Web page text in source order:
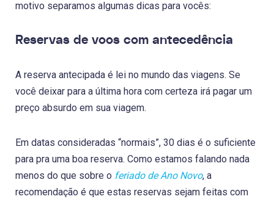
motivo separamos algumas dicas para vocês:
Reservas de voos com antecedência
A reserva antecipada é lei no mundo das viagens. Se
você deixar para a última hora com certeza irá pagar um
preço absurdo em sua viagem.
Em datas consideradas “normais”, 30 dias é o suficiente
para pra uma boa reserva. Como estamos falando nada
menos do que sobre o feriado de Ano Novo, a
recomendação é que estas reservas sejam feitas com